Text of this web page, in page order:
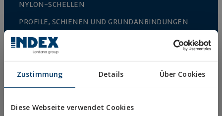
Zustimmung Details Über Cookies
Diese Webseite verwendet Cookies
NYLON-SCHELLEN
PROFILE, SCHIENEN UND GRUNDANBINDUNGEN
INSTALLATIONSSYSTEME UND BEFESTIGUNGEN FÜR
SOLARMODULE